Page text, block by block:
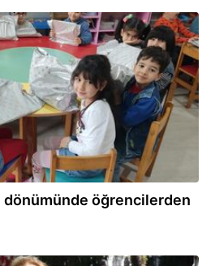
dönümünde öğrencilerden